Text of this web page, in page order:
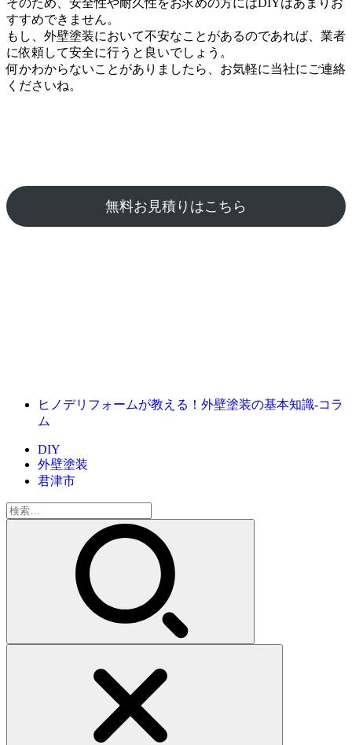
すすめできません。
もし、外壁塗装において不安なことがあるのであれば、業者
に依頼して安全に行うと良いでしょう。
何かわからないことがありましたら、お気軽に当社にご連絡
くださいね。
無料お見積りはこちら
ヒノデリフォームが教える！外壁塗装の基本知識‐コラ
ム
DIY
外壁塗装
君津市
検
索: